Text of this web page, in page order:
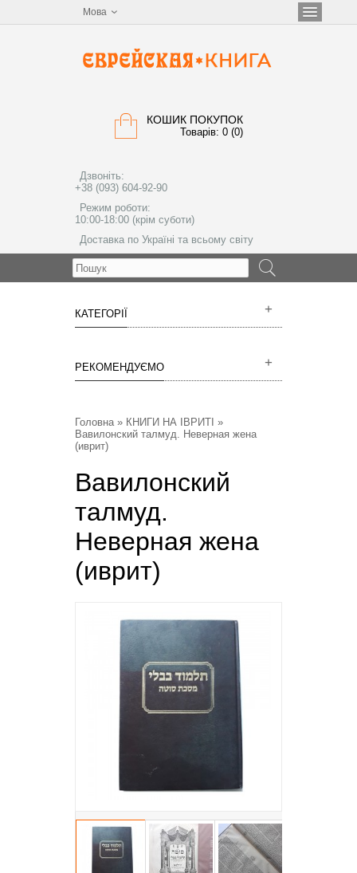
Мова
КОШИК ПОКУПОК
Товарів: 0 (0)
Дзвоніть:
+38 (093) 604-92-90
Режим роботи:
10:00-18:00 (крім суботи)
Доставка по Україні та всьому світу
КАТЕГОРІЇ
РЕКОМЕНДУЄМО
Головна» КНИГИ НА ІВРИТІ »
Вавилонский талмуд. Неверная жена
(иврит)
Вавилонский
талмуд.
Неверная жена
(иврит)